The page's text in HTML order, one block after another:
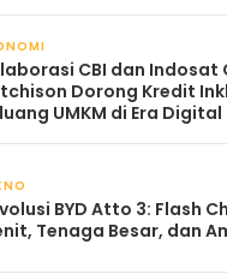
CBI dan Indosat
Dorong Kredit
UMKM di Era Digital
BYD Atto 3: Flash
Tenaga Besar, dan